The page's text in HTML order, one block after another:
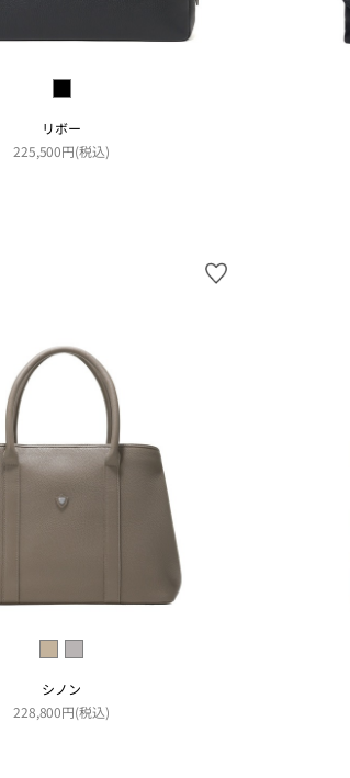
リボー
225,500円(税込)
シノン
228,800円(税込)